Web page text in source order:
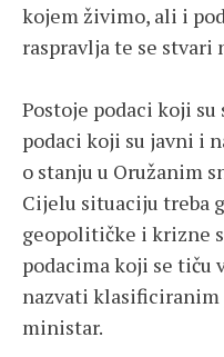
kojem živimo, ali i
raspravlja te se
Postoje podaci koji
podaci koji su javni i
o stanju u Oružanim
Cijelu situaciju treba
geopolitičke i krizne
podacima koji se tiču
nazvati klasificiranim
ministar.